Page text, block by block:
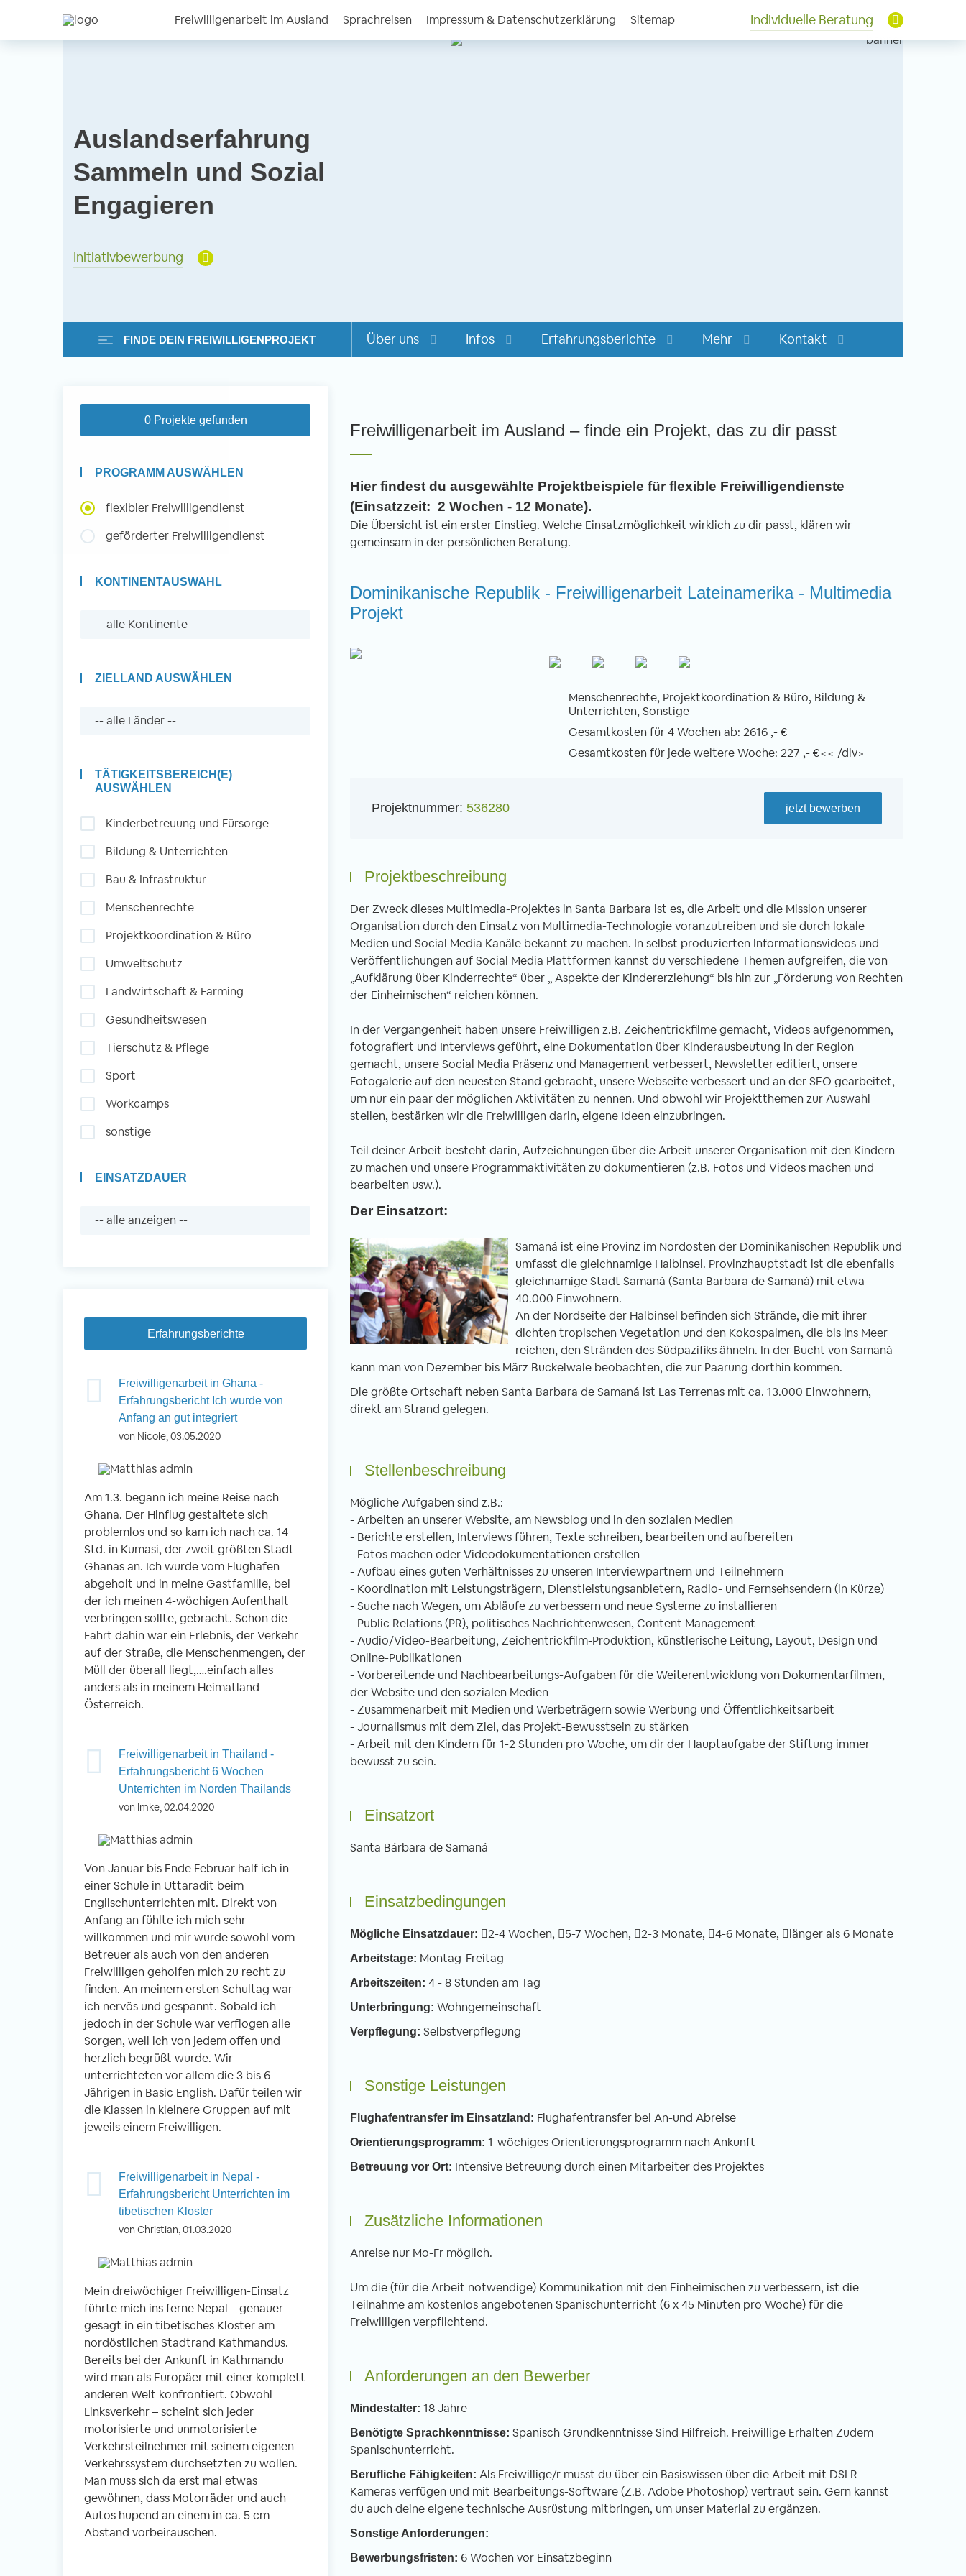
Freiwilligenarbeit im Ausland Sprachreisen Impressum & Datenschutzerklärung Sitemap Individuelle Beratung
Auslandserfahrung
Sammeln und Sozial
Engagieren
Initiativbewerbung
Freiwilligenarbeit im
Ausland -
Erfahrungsberichte
Auslandserfahrung
Engagieren
Initiativbewerbung
Auslandserfahrung
Sammeln und Sozial
Engagieren
FINDE DEIN FREIWILLIGENPROJEKT Über uns Infos Erfahrungsberichte Mehr Kontakt
0 Projekte gefunden
PROGRAMM AUSWÄHLEN
flexibler Freiwilligendienst
geförderter Freiwilligendienst
KONTINENTAUSWAHL
ZIELLAND AUSWÄHLEN
TÄTIGKEITSBEREICH(E)
AUSWÄHLEN
Kinderbetreuung und Fürsorge
Bildung & Unterrichten
Bau & Infrastruktur
Menschenrechte
Projektkoordination & Büro
Umweltschutz
Landwirtschaft & Farming
Gesundheitswesen
Tierschutz & Pflege
Sport
Workcamps
sonstige
EINSATZDAUER
Erfahrungsberichte
Freiwilligenarbeit in Ghana -
Erfahrungsbericht Ich wurde von
Anfang an gut integriert
von Nicole, 03.05.2020
Am 1.3. begann ich meine Reise nach
Ghana. Der Hinflug gestaltete sich
problemlos und so kam ich nach ca. 14
Std. in Kumasi, der zweit größten Stadt
Ghanas an. Ich wurde vom Flughafen
abgeholt und in meine Gastfamilie, bei
der ich meinen 4-wöchigen Aufenthalt
verbringen sollte, gebracht. Schon die
Fahrt dahin war ein Erlebnis, der Verkehr
auf der Straße, die Menschenmengen, der
Müll der überall liegt,….einfach alles
anders als in meinem Heimatland
Österreich.
Freiwilligenarbeit in Thailand -
Erfahrungsbericht 6 Wochen
Unterrichten im Norden Thailands
von Imke, 02.04.2020
Von Januar bis Ende Februar half ich in
einer Schule in Uttaradit beim
Englischunterrichten mit. Direkt von
Anfang an fühlte ich mich sehr
willkommen und mir wurde sowohl vom
Betreuer als auch von den anderen
Freiwilligen geholfen mich zu recht zu
finden. An meinem ersten Schultag war
ich nervös und gespannt. Sobald ich
jedoch in der Schule war verflogen alle
Sorgen, weil ich von jedem offen und
herzlich begrüßt wurde. Wir
unterrichteten vor allem die 3 bis 6
Jährigen in Basic English. Dafür teilen wir
die Klassen in kleinere Gruppen auf mit
jeweils einem Freiwilligen.
Freiwilligenarbeit in Nepal -
Erfahrungsbericht Unterrichten im
tibetischen Kloster
von Christian, 01.03.2020
Mein dreiwöchiger Freiwilligen-Einsatz
führte mich ins ferne Nepal – genauer
gesagt in ein tibetisches Kloster am
nordöstlichen Stadtrand Kathmandus.
Bereits bei der Ankunft in Kathmandu
wird man als Europäer mit einer komplett
anderen Welt konfrontiert. Obwohl
Linksverkehr – scheint sich jeder
motorisierte und unmotorisierte
Verkehrsteilnehmer mit seinem eigenen
Verkehrssystem durchsetzten zu wollen.
Man muss sich da erst mal etwas
gewöhnen, dass Motorräder und auch
Autos hupend an einem in ca. 5 cm
Abstand vorbeirauschen.
Freiwilligenarbeit im Ausland – finde ein Projekt, das zu dir passt
Hier findest du ausgewählte Projektbeispiele für flexible Freiwilligendienste
(Einsatzzeit: 2 Wochen - 12 Monate).
Die Übersicht ist ein erster Einstieg. Welche Einsatzmöglichkeit wirklich zu dir passt, klären wir
gemeinsam in der persönlichen Beratung.
Dominikanische Republik - Freiwilligenarbeit Lateinamerika - Multimedia
Projekt
Menschenrechte, Projektkoordination & Büro, Bildung &
Unterrichten, Sonstige
Gesamtkosten für 4 Wochen ab: 2616 ,- €
Gesamtkosten für jede weitere Woche: 227 ,- €<< /div>
Projektnummer: 536280 jetzt bewerben
Projektbeschreibung
Der Zweck dieses Multimedia-Projektes in Santa Barbara ist es, die Arbeit und die Mission unserer
Organisation durch den Einsatz von Multimedia-Technologie voranzutreiben und sie durch lokale
Medien und Social Media Kanäle bekannt zu machen. In selbst produzierten Informationsvideos und
Veröffentlichungen auf Social Media Plattformen kannst du verschiedene Themen aufgreifen, die von
„Aufklärung über Kinderrechte“ über „ Aspekte der Kindererziehung“ bis hin zur „Förderung von Rechten
der Einheimischen“ reichen können.
In der Vergangenheit haben unsere Freiwilligen z.B. Zeichentrickfilme gemacht, Videos aufgenommen,
fotografiert und Interviews geführt, eine Dokumentation über Kinderausbeutung in der Region
gemacht, unsere Social Media Präsenz und Management verbessert, Newsletter editiert, unsere
Fotogalerie auf den neuesten Stand gebracht, unsere Webseite verbessert und an der SEO gearbeitet,
um nur ein paar der möglichen Aktivitäten zu nennen. Und obwohl wir Projektthemen zur Auswahl
stellen, bestärken wir die Freiwilligen darin, eigene Ideen einzubringen.
Teil deiner Arbeit besteht darin, Aufzeichnungen über die Arbeit unserer Organisation mit den Kindern
zu machen und unsere Programmaktivitäten zu dokumentieren (z.B. Fotos und Videos machen und
bearbeiten usw.).
Der Einsatzort:
Samaná ist eine Provinz im Nordosten der Dominikanischen Republik und
umfasst die gleichnamige Halbinsel. Provinzhauptstadt ist die ebenfalls
gleichnamige Stadt Samaná (Santa Barbara de Samaná) mit etwa
40.000 Einwohnern.
An der Nordseite der Halbinsel befinden sich Strände, die mit ihrer
dichten tropischen Vegetation und den Kokospalmen, die bis ins Meer
reichen, den Stränden des Südpazifiks ähneln. In der Bucht von Samaná
kann man von Dezember bis März Buckelwale beobachten, die zur Paarung dorthin kommen.
Die größte Ortschaft neben Santa Barbara de Samaná ist Las Terrenas mit ca. 13.000 Einwohnern,
direkt am Strand gelegen.
Stellenbeschreibung
Mögliche Aufgaben sind z.B.:
- Arbeiten an unserer Website, am Newsblog und in den sozialen Medien
- Berichte erstellen, Interviews führen, Texte schreiben, bearbeiten und aufbereiten
- Fotos machen oder Videodokumentationen erstellen
- Aufbau eines guten Verhältnisses zu unseren Interviewpartnern und Teilnehmern
- Koordination mit Leistungsträgern, Dienstleistungsanbietern, Radio- und Fernsehsendern (in Kürze)
- Suche nach Wegen, um Abläufe zu verbessern und neue Systeme zu installieren
- Public Relations (PR), politisches Nachrichtenwesen, Content Management
- Audio/Video-Bearbeitung, Zeichentrickfilm-Produktion, künstlerische Leitung, Layout, Design und
Online-Publikationen
- Vorbereitende und Nachbearbeitungs-Aufgaben für die Weiterentwicklung von Dokumentarfilmen,
der Website und den sozialen Medien
- Zusammenarbeit mit Medien und Werbeträgern sowie Werbung und Öffentlichkeitsarbeit
- Journalismus mit dem Ziel, das Projekt-Bewusstsein zu stärken
- Arbeit mit den Kindern für 1-2 Stunden pro Woche, um dir der Hauptaufgabe der Stiftung immer
bewusst zu sein.
Einsatzort
Santa Bárbara de Samaná
Einsatzbedingungen
Mögliche Einsatzdauer: 2-4 Wochen, 5-7 Wochen, 2-3 Monate, 4-6 Monate, länger als 6 Monate
Arbeitstage: Montag-Freitag
Arbeitszeiten: 4 - 8 Stunden am Tag
Unterbringung: Wohngemeinschaft
Verpflegung: Selbstverpflegung
Sonstige Leistungen
Flughafentransfer im Einsatzland: Flughafentransfer bei An-und Abreise
Orientierungsprogramm: 1-wöchiges Orientierungsprogramm nach Ankunft
Betreuung vor Ort: Intensive Betreuung durch einen Mitarbeiter des Projektes
Zusätzliche Informationen
Anreise nur Mo-Fr möglich.
Um die (für die Arbeit notwendige) Kommunikation mit den Einheimischen zu verbessern, ist die
Teilnahme am kostenlos angebotenen Spanischunterricht (6 x 45 Minuten pro Woche) für die
Freiwilligen verpflichtend.
Anforderungen an den Bewerber
Mindestalter: 18 Jahre
Benötigte Sprachkenntnisse: Spanisch Grundkenntnisse Sind Hilfreich. Freiwillige Erhalten Zudem
Spanischunterricht.
Berufliche Fähigkeiten: Als Freiwillige/r musst du über ein Basiswissen über die Arbeit mit DSLR-
Kameras verfügen und mit Bearbeitungs-Software (Z.B. Adobe Photoshop) vertraut sein. Gern kannst
du auch deine eigene technische Ausrüstung mitbringen, um unser Material zu ergänzen.
Sonstige Anforderungen: -
Bewerbungsfristen: 6 Wochen vor Einsatzbeginn